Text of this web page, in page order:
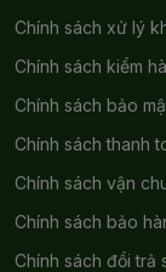
Chính sách xử lý
Chính sách kiểm
Chính sách bảo
Chính sách thanh
Chính sách vận
Chính sách bảo
Chính sách đổi trả